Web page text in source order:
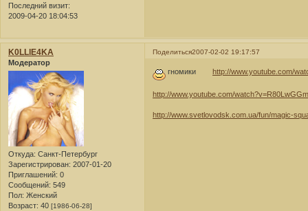
Последний визит:
2009-04-20 18:04:53
Поделиться2007-02-02 19:17:57
K0LLlE4KA
Модератор
Откуда: Санкт-Петербург
Зарегистрирован: 2007-01-20
Приглашений: 0
Сообщений: 549
Пол: Женский
Возраст: 40 [1986-06-28]
гномикиhttp://www.youtube.com/
http://www.youtube.com/
http://www.svetlovodsk.com.ua/fun/magic-